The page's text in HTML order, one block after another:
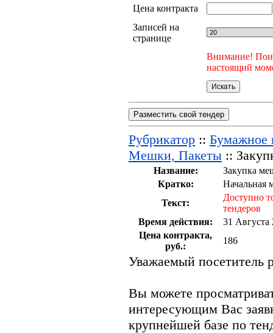
Цена контракта
Записей на
странице
Внимание!
настоящий
Разместить свой тендер
Рубрикатор :: Бумажное
Мешки, Пакеты ::
Название:
Закупка
Кратко:
Начальная
Текст:
Доступно
тендеров
Время действия:
31 Августа
Цена контракта,
руб.:
186
Уважаемый посетитель
Вы можете
интересующим Вас
крупнейшей базе по